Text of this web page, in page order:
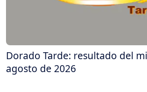
Dorado Tarde: resultado del
agosto de 2026